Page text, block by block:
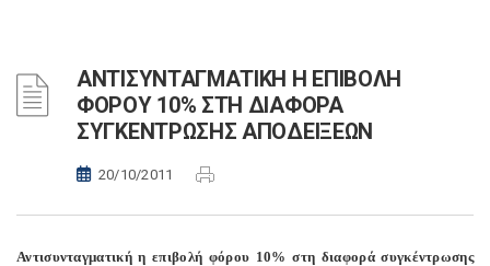
ΑΝΤΙΣΥΝΤΑΓΜΑΤΙΚΗ Η ΕΠΙΒΟΛΗ
ΦΟΡΟΥ 10% ΣΤΗ ΔΙΑΦΟΡΑ
ΣΥΓΚΕΝΤΡΩΣΗΣ ΑΠΟΔΕΙΞΕΩΝ
20/10/2011
Αντισυνταγματική η επιβολή φόρου 10% στη διαφορά συγκέντρωσης